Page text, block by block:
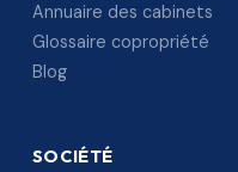
Annuaire des cabinets
Glossaire copropriété
Blog
SOCIÉTÉ